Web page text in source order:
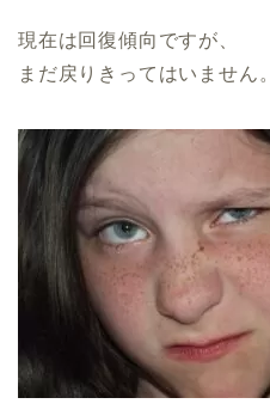
現在は回復傾向ですが、
まだ戻りきってはいません。